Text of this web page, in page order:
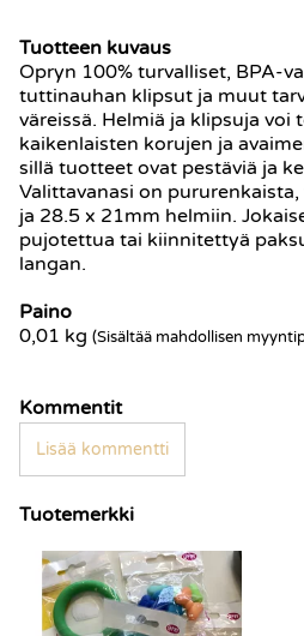
Tuotteen kuvaus
Opryn 100% turvalliset, BPA-
tuttinauhan klipsut ja muut
väreissä. Helmiä ja klipsuja voi
kaikenlaisten korujen ja
sillä tuotteet ovat pestäviä ja
Valittavanasi on
ja 28.5 x 21mm helmiin.
pujotettua tai kiinnitettyä
langan.
Paino
0,01 kg (Sisältää mahdollisen
Kommentit
Lisää kommentti
Tuotemerkki